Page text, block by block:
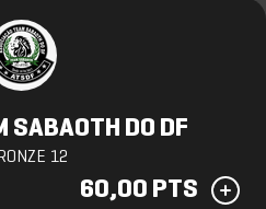
SABAOTH DO DF
12
60,00 PTS